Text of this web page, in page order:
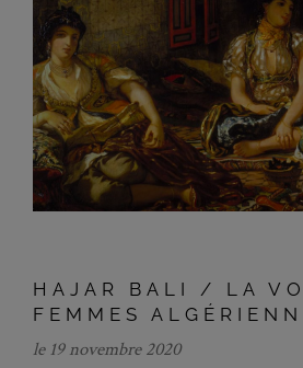
HAJAR BALI / LA
FEMMES
le 19 novembre 2020